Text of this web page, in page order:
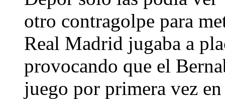
otro contragolpe para
Real Madrid jugaba a
provocando que el
juego por primera vez